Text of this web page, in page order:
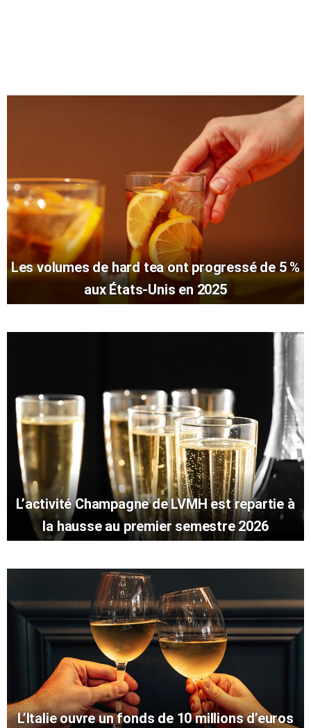
Les volumes de hard tea ont progressé de 5 %
aux États-Unis en 2025
L’activité Champagne de LVMH est repartie à
la hausse au premier semestre 2026
L’Italie ouvre un fonds de 10 millions d’euros